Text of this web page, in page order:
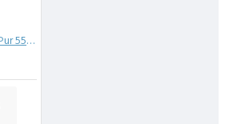
Odorizant WC Ambi Pur 55 ml 5in1 Fresh Water&Mint